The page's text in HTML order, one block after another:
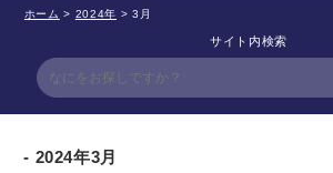
ホーム > 2024年 > 3月
サイト内検索
2024年3月